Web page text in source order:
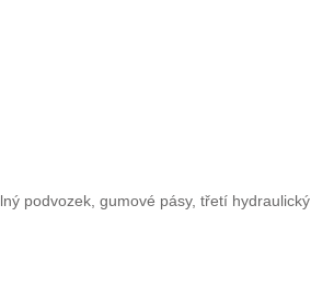
podvozek, gumové pásy, třetí hydraulický